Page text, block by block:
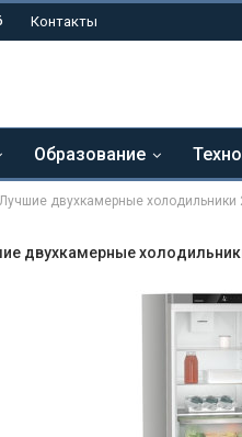
Контакты
Образование
Лучшие двухкамерные холодильники
двухкамерные